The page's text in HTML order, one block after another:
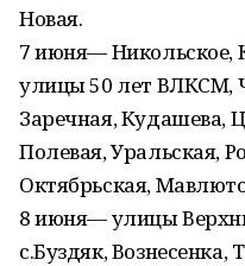
Новая.
7 июня— Никольское,
улицы 50 лет ВЛКСМ,
Заречная, Кудашева,
Полевая, Уральская,
Октябрьская,
8 июня— улицы
с.Буздяк,